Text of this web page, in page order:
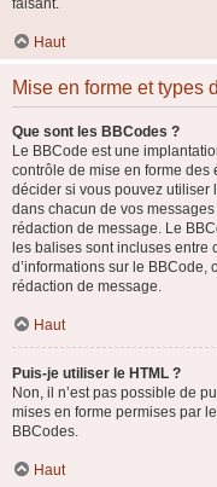
faisant.
Haut
Mise en forme et types
Que sont les BBCodes ?
Le BBCode est une
contrôle de mise en forme des
décider si vous pouvez utiliser
dans chacun de vos
rédaction de message. Le
les balises sont incluses entre
d’informations sur le
rédaction de message.
Haut
Puis-je utiliser le HTML ?
Non, il n’est pas possible de
mises en forme permises par
BBCodes.
Haut